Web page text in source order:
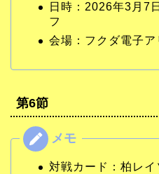
日時：2026年3月7
フ
会場：フクダ電子ア
第6節
対戦カード：柏レ